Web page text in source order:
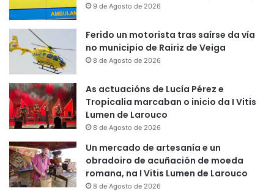
9 de Agosto de 2026
Ferido un motorista tras saírse da vía
no municipio de Rairiz de Veiga
8 de Agosto de 2026
As actuacións de Lucía Pérez e
Tropicalia marcaban o inicio da I Vitis
Lumen de Larouco
8 de Agosto de 2026
Un mercado de artesanía e un
obradoiro de acuñación de moeda
romana, na I Vitis Lumen de Larouco
8 de Agosto de 2026